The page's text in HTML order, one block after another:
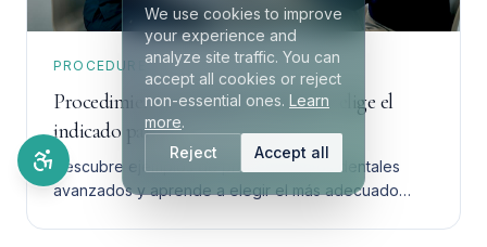
PROCEDURES
Procedimientos dentales avanzados: elige el
indicado para ti
Descubre ejemplos de procedimientos dentales
avanzados y aprende a elegir el más adecuado
We use cookies to improve
your experience and
analyze site traffic. You can
accept all cookies or reject
non-essential ones. Learn
more.
Reject
Accept all